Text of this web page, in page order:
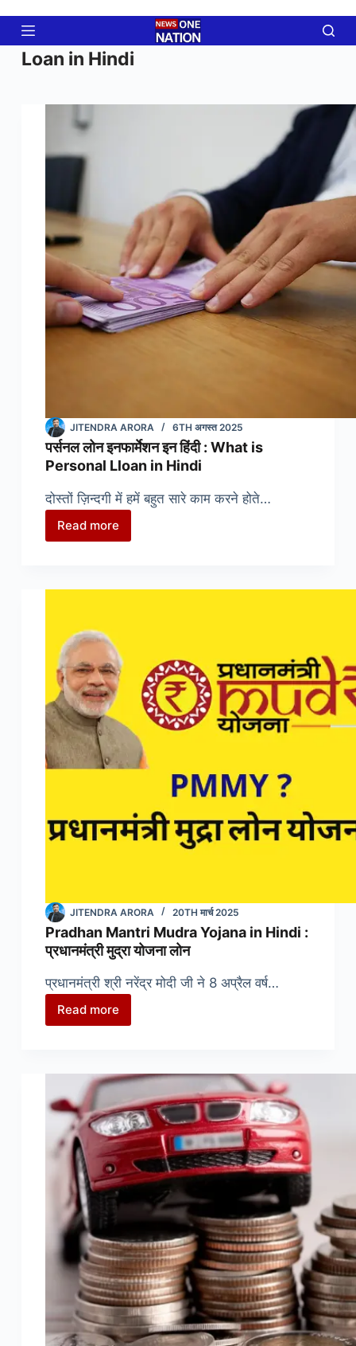
contentLoan in Hindi
JITENDRA ARORA 6TH अगस्त 2025
पर्सनल लोन इनफार्मेशन इन हिंदी : What is
Personal Lloan in Hindi
दोस्तों ज़िन्दगी में हमें बहुत सारे काम करने होते…
Read more
पर्सनल
इन
:
What
is
Personal
Lloan
in
Hindi
JITENDRA ARORA 20TH मार्च 2025
Pradhan Mantri Mudra Yojana in Hindi :
प्रधानमंत्री मुद्रा योजना लोन
प्रधानमंत्री श्री नरेंद्र मोदी जी ने 8 अप्रैल वर्ष…
Read more
Pradhan
Yojana
in
Hindi
:
प्रधानमंत्री
मुद्रा
योजना
लोन